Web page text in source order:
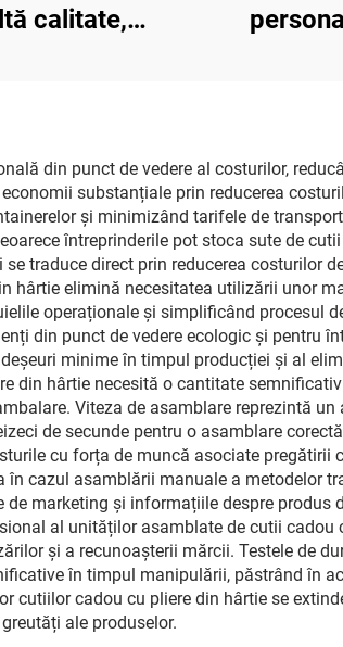
calitate,
cadou
pungi de
din punct de vedere al costurilor,
substanțiale prin reducerea
și minimizând tarifele de
întreprinderile pot stoca sute de
traduce direct prin reducerea costurilor
hârtie elimină necesitatea utilizării unor
operaționale și simplificând procesul
din punct de vedere ecologic și pentru
minime în timpul producției și al
din hârtie necesită o cantitate
Viteza de asamblare reprezintă
de secunde pentru o asamblare
cu forța de muncă asociate
cazul asamblării manuale a metodelor
marketing și informațiile despre produs
al unităților asamblate de cutii
și a recunoașterii mărcii. Testele de
în timpul manipulării, păstrând în
cutiilor cadou cu pliere din hârtie se
ale produselor.